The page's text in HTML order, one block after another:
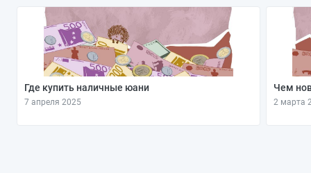
Где купить наличные юани
7 апреля 2025
Чем
2 марта